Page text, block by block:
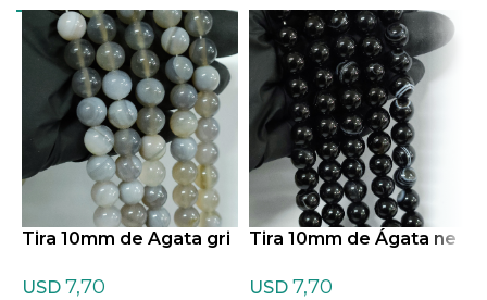
Tira 10mm de Agata gri
USD 7,70
Tira 10mm de Ágata ne
USD 7,70